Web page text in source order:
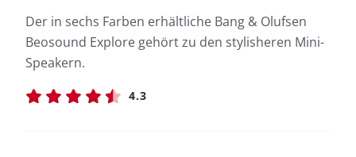
Der in sechs Farben erhältliche Bang & Olufsen
Beosound Explore gehört zu den stylisheren Mini-
Speakern.
4.3